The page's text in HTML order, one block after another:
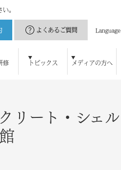
。
よくあるご質問 Language
修
くりプロジェクト
トピックス
ネッセハウス オンラインショップ
メディアの方へ
リート・シェル